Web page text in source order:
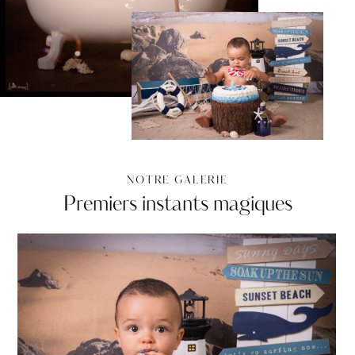
NOTRE GALERIE
Premiers instants magiques